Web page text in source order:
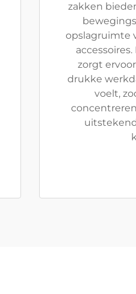
zakken
opslagruimte
zorgt
drukke
voelt,